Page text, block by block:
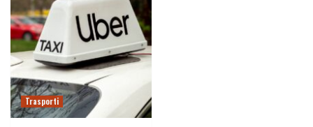
Trasporti